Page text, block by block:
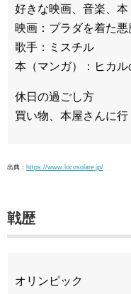
好きな映画、音楽、本
映画：プラダを着た悪
歌手：ミスチル
本（マンガ）：ヒカル
休日の過ごし方
買い物、本屋さんに行
出典： https://www.locosolare.jp/
戦歴
オリンピック